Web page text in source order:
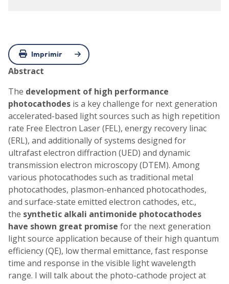
Imprimir
Abstract
The development of high performance
photocathodes is a key challenge for next generation
accelerated-based light sources such as high repetition
rate Free Electron Laser (FEL), energy recovery linac
(ERL), and additionally of systems designed for
ultrafast electron diffraction (UED) and dynamic
transmission electron microscopy (DTEM). Among
various photocathodes such as traditional metal
photocathodes, plasmon-enhanced photocathodes,
and surface-state emitted electron cathodes, etc.,
the synthetic alkali antimonide photocathodes
have shown great promise for the next generation
light source application because of their high quantum
efficiency (QE), low thermal emittance, fast response
time and response in the visible light wavelength
range. I will talk about the photo-cathode project at